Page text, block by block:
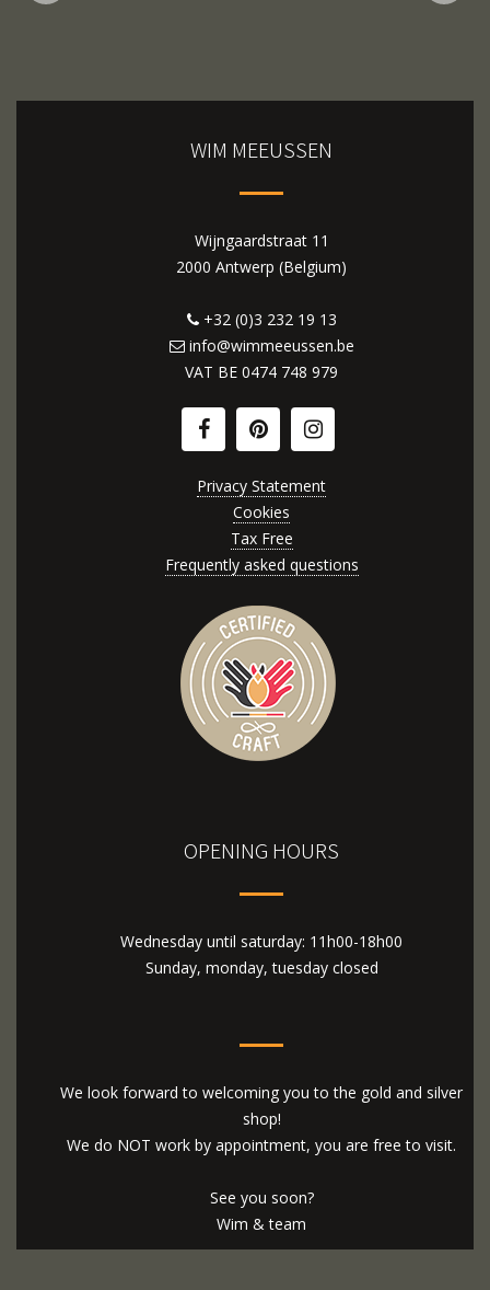
WIM MEEUSSEN
Wijngaardstraat 11
2000 Antwerp (Belgium)
+32 (0)3 232 19 13
info@wimmeeussen.be
VAT BE 0474 748 979
Privacy Statement
Cookies
Tax Free
Frequently asked questions
OPENING HOURS
Wednesday until saturday: 11h00-18h00
Sunday, monday, tuesday closed
We look forward to welcoming you to the gold and silver
shop!
We do NOT work by appointment, you are free to visit.
See you soon?
Wim & team